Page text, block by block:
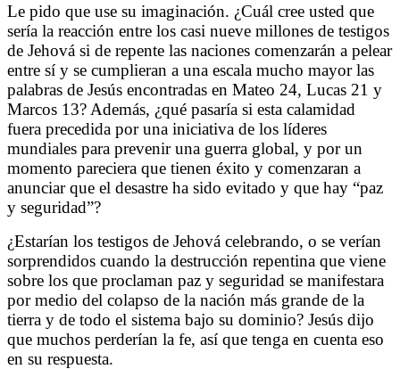
Le pido que use su imaginación. ¿Cuál cree usted que
sería la reacción entre los casi nueve millones de testigos
de Jehová si de repente las naciones comenzarán a pelear
entre sí y se cumplieran a una escala mucho mayor las
palabras de Jesús encontradas en Mateo 24, Lucas 21 y
Marcos 13? Además, ¿qué pasaría si esta calamidad
fuera precedida por una iniciativa de los líderes
mundiales para prevenir una guerra global, y por un
momento pareciera que tienen éxito y comenzaran a
anunciar que el desastre ha sido evitado y que hay “paz
y seguridad”?
¿Estarían los testigos de Jehová celebrando, o se verían
sorprendidos cuando la destrucción repentina que viene
sobre los que proclaman paz y seguridad se manifestara
por medio del colapso de la nación más grande de la
tierra y de todo el sistema bajo su dominio? Jesús dijo
que muchos perderían la fe, así que tenga en cuenta eso
en su respuesta.